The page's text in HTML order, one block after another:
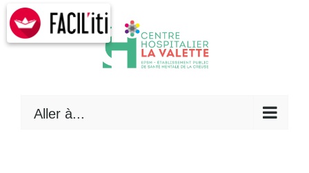
Skip
content
Aller à...